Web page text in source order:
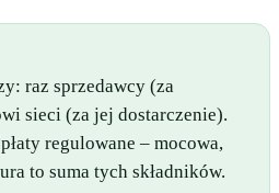
raz sprzedawcy (za
sieci (za jej dostarczenie).
regulowane – mocowa,
to suma tych składników.